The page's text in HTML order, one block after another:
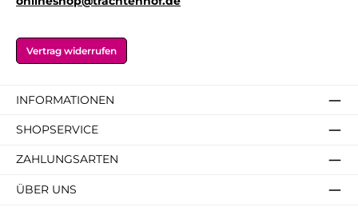
Vertrag widerrufen
INFORMATIONEN
SHOPSERVICE
ZAHLUNGSARTEN
ÜBER UNS